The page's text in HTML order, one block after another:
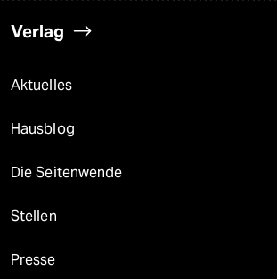
Verlag
Aktuelles
Hausblog
Die Seitenwende
Stellen
Presse